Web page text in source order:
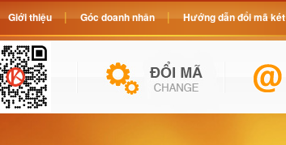
Giới thiệu Góc doanh nhân Hướng dẫn đổi mã két